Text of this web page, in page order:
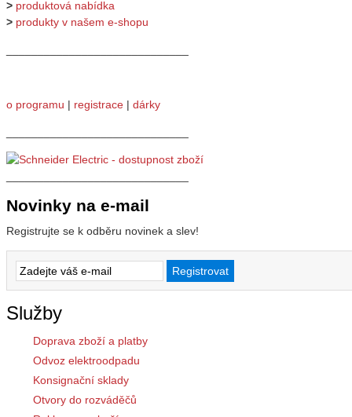
> produktová nabídka
> produkty v našem e-shopu
o programu | registrace | dárky
Novinky na e-mail
Registrujte se k odběru novinek a slev!
Služby
Doprava zboží a platby
Odvoz elektroodpadu
Konsignační sklady
Otvory do rozváděčů